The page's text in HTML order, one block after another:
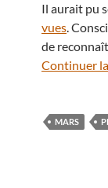
Il aurait pu
vues.
de
Continuer
MARS